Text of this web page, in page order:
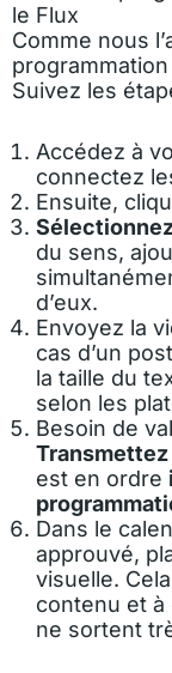
le Flux
Comme nous
Suivez les
Accédez à
connectez
Ensuite,
du sens,
d’eux.
Envoyez la
cas d’un
la taille du
selon les
Besoin de
Transmettez
est en ordre
Dans le
approuvé,
visuelle.
contenu et à
ne sortent